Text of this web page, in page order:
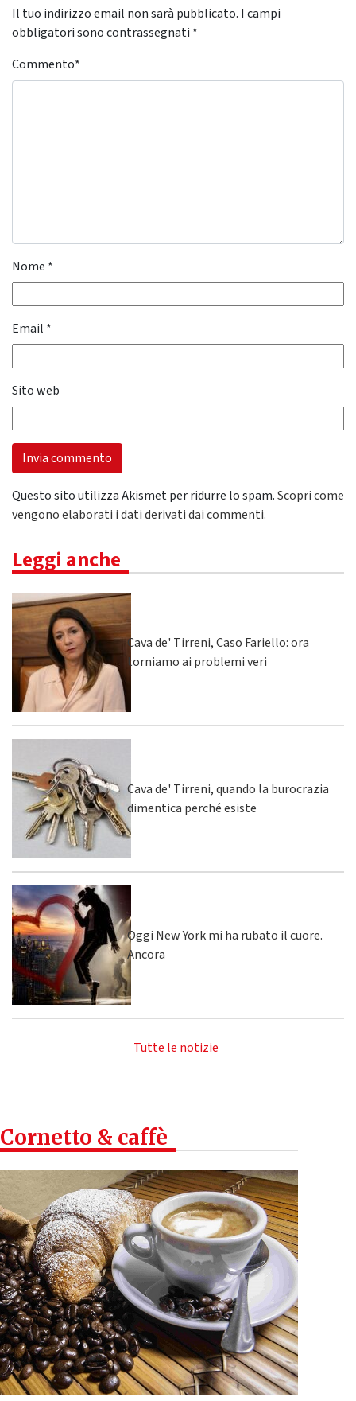
Il tuo indirizzo email non sarà pubblicato. I campi
obbligatori sono contrassegnati *
Commento*
Nome *
Email *
Sito web
Questo sito utilizza Akismet per ridurre lo spam.Scopri come
vengono elaborati i dati derivati dai commenti.
Leggi anche
Cava de' Tirreni, Caso Fariello: ora
torniamo ai problemi veri
Cava de' Tirreni, quando la burocrazia
dimentica perché esiste
Oggi New York mi ha rubato il cuore.
Ancora
Tutte le notizie
Cornetto & caffè